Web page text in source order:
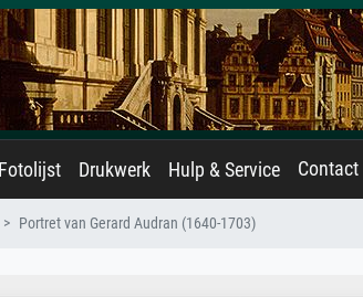
Fotolijst Drukwerk Hulp & Service Contact
Portret van Gerard Audran (1640-1703)